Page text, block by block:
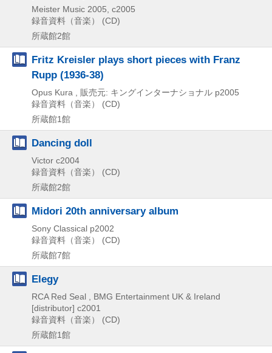
Meister Music 2005, c2005
録音資料（音楽） (CD)
所蔵館2館
Fritz Kreisler plays short pieces with Franz
Rupp (1936-38)
Opus Kura , 販売元: キングインターナショナル p2005
録音資料（音楽） (CD)
所蔵館1館
Dancing doll
Victor c2004
録音資料（音楽） (CD)
所蔵館2館
Midori 20th anniversary album
Sony Classical p2002
録音資料（音楽） (CD)
所蔵館7館
Elegy
RCA Red Seal , BMG Entertainment UK & Ireland
[distributor] c2001
録音資料（音楽） (CD)
所蔵館1館